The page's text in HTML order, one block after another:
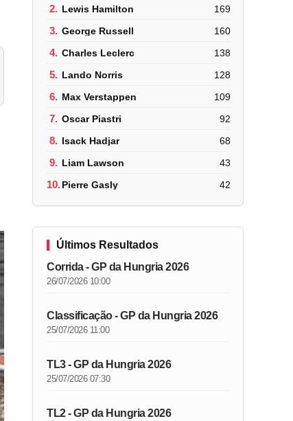
2. Lewis Hamilton 169
3. George Russell 160
4. Charles Leclerc 138
5. Lando Norris 128
6. Max Verstappen 109
7. Oscar Piastri 92
8. Isack Hadjar 68
9. Liam Lawson 43
10.Pierre Gasly 42
Últimos Resultados
Corrida - GP da Hungria 2026
26/07/2026 10:00
Classificação - GP da Hungria 2026
25/07/2026 11:00
TL3 - GP da Hungria 2026
25/07/2026 07:30
TL2 - GP da Hungria 2026